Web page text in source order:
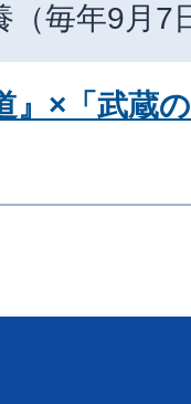
（毎年9月7
』×「武蔵